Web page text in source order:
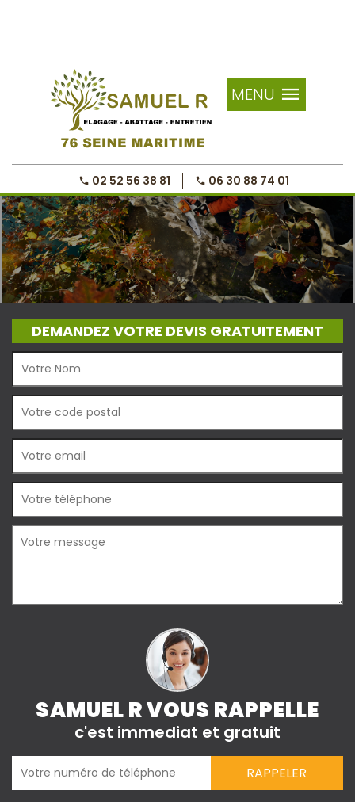
MENU
02 52 56 38 81 06 30 88 74 01
DEMANDEZ VOTRE DEVIS GRATUITEMENT
SAMUEL R VOUS RAPPELLE
c'est immediat et gratuit